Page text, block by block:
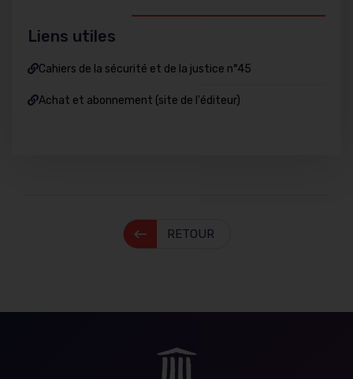
Liens utiles
Cahiers de la sécurité et de la justice n°45
Achat et abonnement (site de l'éditeur)
RETOUR